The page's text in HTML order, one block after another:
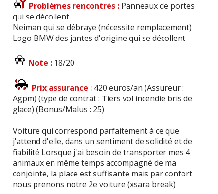
Problèmes rencontrés : Panneaux de portes
qui se décollent
Neiman qui se débraye (nécessite remplacement)
Logo BMW des jantes d'origine qui se décollent
Note : 18/20
Prix assurance : 420 euros/an (Assureur :
Agpm) (type de contrat : Tiers vol incendie bris de
glace) (Bonus/Malus : 25)
Voiture qui correspond parfaitement à ce que
j'attend d'elle, dans un sentiment de solidité et de
fiabilité Lorsque j'ai besoin de transporter mes 4
animaux en même temps accompagné de ma
conjointe, la place est suffisante mais par confort
nous prenons notre 2e voiture (xsara break)